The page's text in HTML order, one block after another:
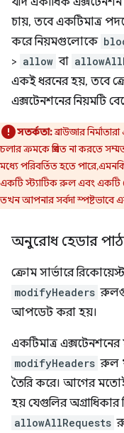
চায়, তবে একটিমাত্র
করে নিয়মগুলোকে
> allow বা
একই ধরনের হয়, তবে
এক্সটেনশনের নিয়মটি
সতর্কতা:ব্রাউজার
চলার ক্রমকে প্রমিত না করতে
মধ্যে পরিবর্তিত হতে পারে,
একটি স্ট্যাটিক রুল এবং একটি
তখন আপনার সর্বদা স্পষ্টভাবে
অনুরোধ হেডার
ক্রোম সার্ভারে
modifyHeaders
আপডেট করা হয়।
একটিমাত্র
modifyHeaders রুল
তৈরি করে। আগের
হয় যেগুলির
allowAllRequests